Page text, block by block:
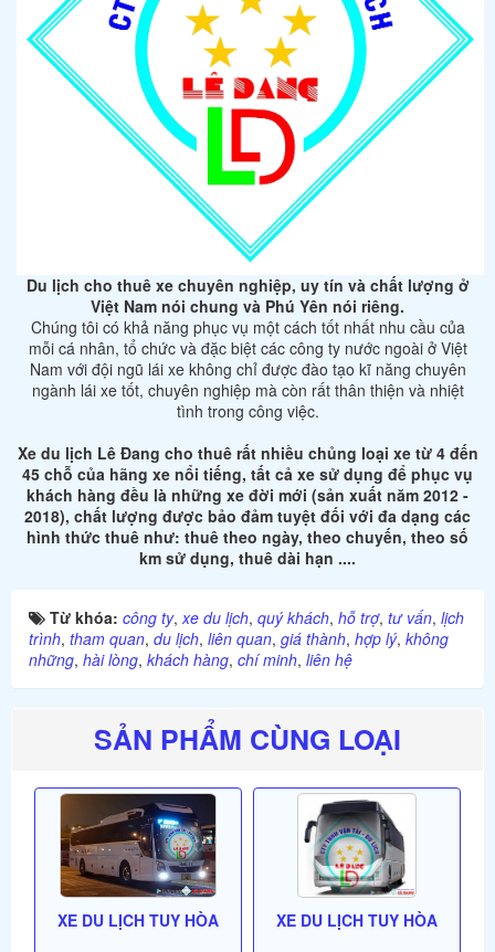
Du lịch cho thuê xe chuyên nghiệp, uy tín và chất lượng ở
Việt Nam nói chung và Phú Yên nói riêng.
Chúng tôi có khả năng phục vụ một cách tốt nhất nhu cầu của
mỗi cá nhân, tổ chức và đặc biệt các công ty nước ngoài ở Việt
Nam với đội ngũ lái xe không chỉ được đào tạo kĩ năng chuyên
ngành lái xe tốt, chuyên nghiệp mà còn rất thân thiện và nhiệt
tình trong công việc.
Xe du lịch Lê Đang cho thuê rất nhiều chủng loại xe từ 4 đến
45 chỗ của hãng xe nổi tiếng, tất cả xe sử dụng để phục vụ
khách hàng đều là những xe đời mới (sản xuất năm 2012 -
2018), chất lượng được bảo đảm tuyệt đối với đa dạng các
hình thức thuê như: thuê theo ngày, theo chuyến, theo số
km sử dụng, thuê dài hạn ....
Từ khóa: công ty,xe du lịch, quý khách, hỗ trợ, tư vấn, lịch
trình, tham quan, du lịch, liên quan, giá thành, hợp lý, không
những, hài lòng, khách hàng, chí minh, liên hệ
SẢN PHẨM CÙNG LOẠI
XE DU LỊCH TUY HÒA XE DU LỊCH TUY HÒA